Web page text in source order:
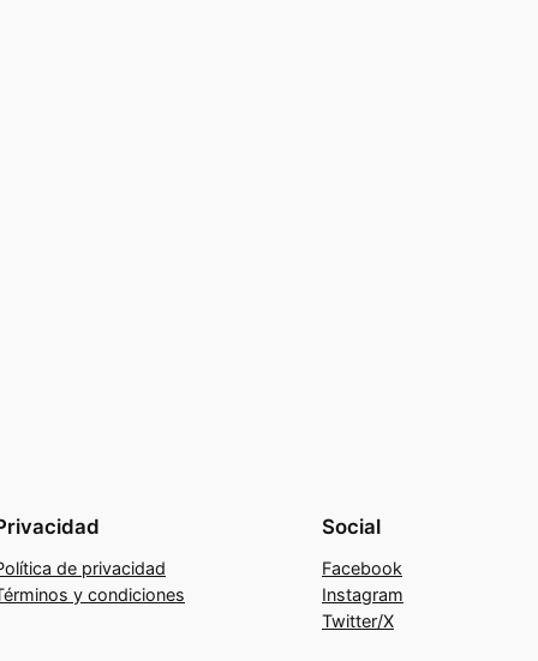
de privacidad
y condiciones
Social
Facebook
Instagram
Twitter/X